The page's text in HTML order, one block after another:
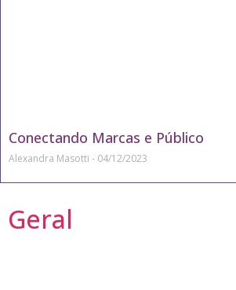
Conectando Marcas e Público
Alexandra Masotti 04/12/2023
Geral